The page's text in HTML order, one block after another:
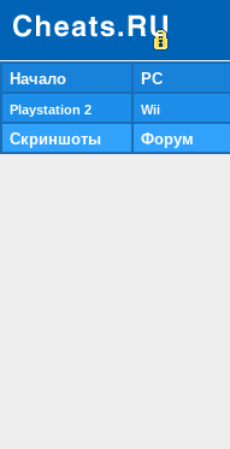
Начало PC
Playstation 2 Wii
Скриншоты Форум